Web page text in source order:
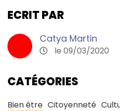
ECRIT PAR
Catya Martin
le 09/03/2020
CATÉGORIES
Bien être Citoyenneté